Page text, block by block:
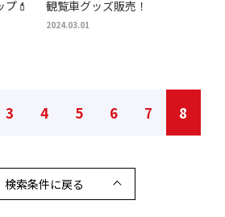
💄
観覧車グッズ販売！
2024.03.01
3 4 5 6 7 8
検索条件に戻る